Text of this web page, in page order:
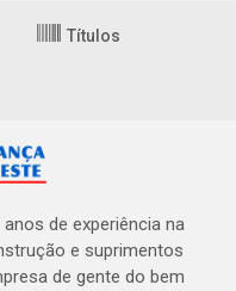
Títulos
de experiência na
e suprimentos
de gente do bem